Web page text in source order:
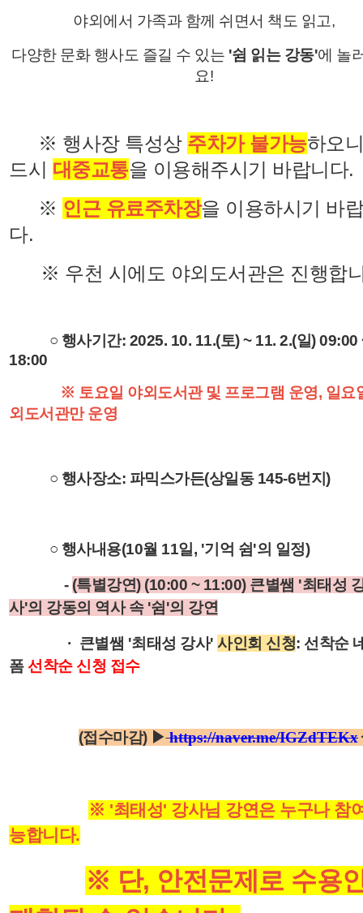
야외에서 가족과 함께 쉬면서 책도 읽고,
다양한 문화 행사도 즐길 수 있는 '쉼 읽는 강동'에 놀
요!
※ 행사장 특성상 주차가 불가능하오
드시 대중교통을 이용해주시기 바랍니다.
※ 인근 유료주차장을 이용하시기 바
다.
※ 우천 시에도 야외도서관은 진행합
○ 행사기간: 2025. 10. 11.(토) ~ 11. 2.(일) 09:00
18:00
※ 토요일 야외도서관 및 프로그램 운영, 일요
외도서관만 운영
○ 행사장소: 파믹스가든(상일동 145-6번지)
○ 행사내용(10월 11일, '기억 쉼'의 일정)
- (특별강연) (10:00 ~ 11:00) 큰별쌤 '최태성
사'의 강동의 역사 속 '쉼'의 강연
· 큰별쌤 '최태성 강사' 사인회 신청: 선착순
폼선착순 신청 접수
(접수마감) ▶ https://naver.me/IGZdTEKx
※ '최태성' 강사님 강연은누구나 참
능합니다.
※ 단, 안전문제로 수용